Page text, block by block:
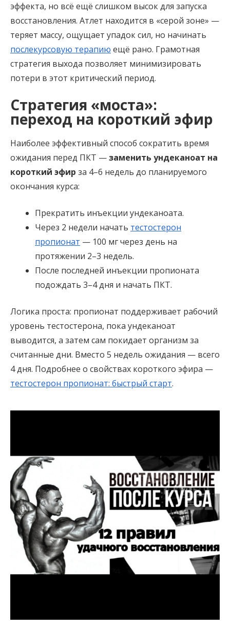
эффекта, но всё ещё слишком высок для запуска
восстановления. Атлет находится в «серой зоне» —
теряет массу, ощущает упадок сил, но начинать
послекурсовую терапию ещё рано. Грамотная
стратегия выхода позволяет минимизировать
потери в этот критический период.
Стратегия «моста»:
переход на короткий эфир
Наиболее эффективный способ сократить время
ожидания перед ПКТ —заменить ундеканоат на
короткий эфир за 4–6 недель до планируемого
окончания курса:
Прекратить инъекции ундеканоата.
Через 2 недели начать тестостерон
пропионат — 100 мг через день на
протяжении 2–3 недель.
После последней инъекции пропионата
подождать 3–4 дня и начать ПКТ.
Логика проста: пропионат поддерживает рабочий
уровень тестостерона, пока ундеканоат
выводится, а затем сам покидает организм за
считанные дни. Вместо 5 недель ожидания — всего
4 дня. Подробнее о свойствах короткого эфира —
тестостерон пропионат: быстрый старт.